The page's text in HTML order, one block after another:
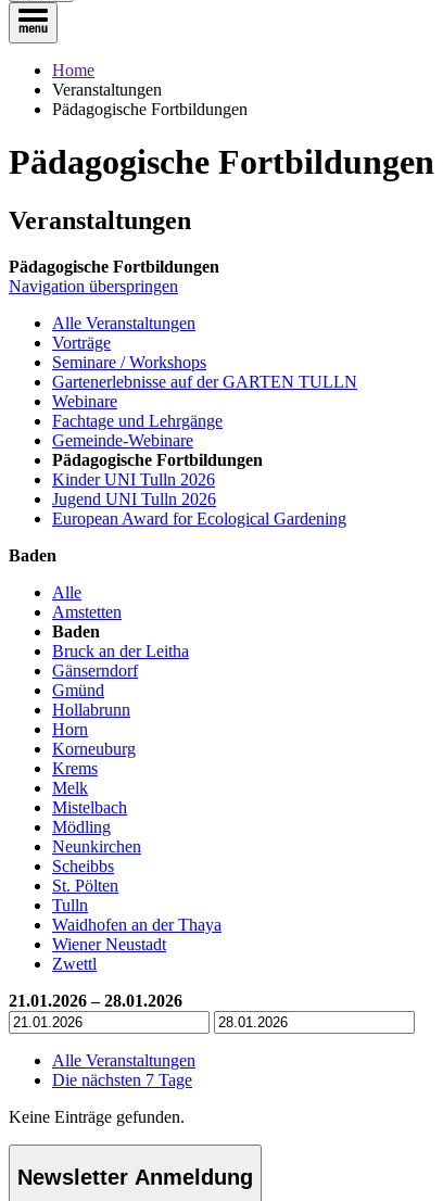
Home
Veranstaltungen
Pädagogische Fortbildungen
Pädagogische Fortbildungen
Veranstaltungen
Pädagogische Fortbildungen
Navigation überspringen
Alle Veranstaltungen
Vorträge
Seminare / Workshops
Gartenerlebnisse auf der GARTEN TULLN
Webinare
Fachtage und Lehrgänge
Gemeinde-Webinare
Pädagogische Fortbildungen
Kinder UNI Tulln 2026
Jugend UNI Tulln 2026
European Award for Ecological Gardening
Baden
Alle
Amstetten
Baden
Bruck an der Leitha
Gänserndorf
Gmünd
Hollabrunn
Horn
Korneuburg
Krems
Melk
Mistelbach
Mödling
Neunkirchen
Scheibbs
St. Pölten
Tulln
Waidhofen an der Thaya
Wiener Neustadt
Zwettl
21.01.2026 – 28.01.2026
Alle Veranstaltungen
Die nächsten 7 Tage
Keine Einträge gefunden.
Newsletter Anmeldung